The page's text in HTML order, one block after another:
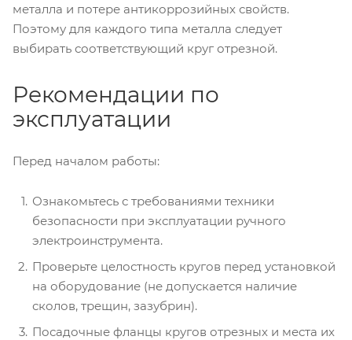
металла и потере антикоррозийных свойств.
Поэтому для каждого типа металла следует
выбирать соответствующий круг отрезной.
Рекомендации по
эксплуатации
Перед началом работы:
Ознакомьтесь с требованиями техники
безопасности при эксплуатации ручного
электроинструмента.
Проверьте целостность кругов перед установкой
на оборудование (не допускается наличие
сколов, трещин, зазубрин).
Посадочные фланцы кругов отрезных и места их